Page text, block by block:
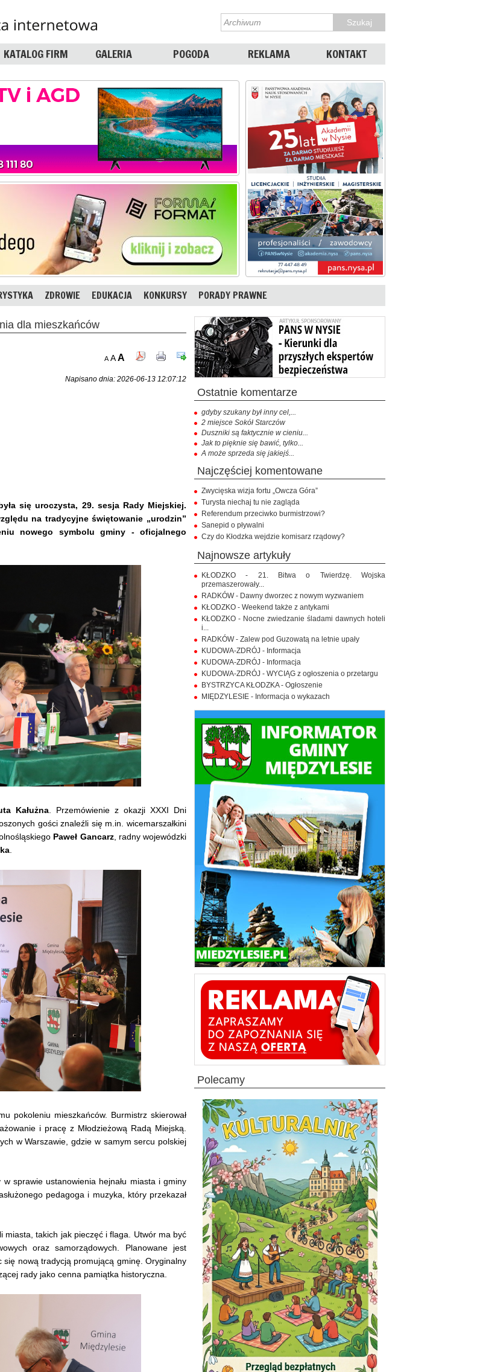
KATALOG FIRM GALERIA POGODA REKLAMA KONTAKT
ZDROWIE EDUKACJA KONKURSY PORADY PRAWNE
dla mieszkańców
A AA
Napisano dnia: 2026-06-13 12:07:12
się uroczysta, 29. sesja Rady Miejskiej.
na tradycyjne świętowanie „urodzin”
nowego symbolu gminy - oficjalnego
Kałużna . Przemówienie z okazji XXXI Dni
gości znaleźli się m.in. wicemarszałkini
Paweł Gancarz, radny wojewódzki
pokoleniu mieszkańców. Burmistrz skierował
i pracę z Młodzieżową Radą Miejską.
w Warszawie, gdzie w samym sercu polskiej
w sprawie ustanowienia hejnału miasta i gminy
pedagoga i muzyka, który przekazał
miasta, takich jak pieczęć i flaga. Utwór ma być
oraz samorządowych. Planowane jest
się nową tradycją promującą gminę. Oryginalny
rady jako cenna pamiątka historyczna.
ostatnie komentarze
gdyby szukany był inny cel,...
2 miejsce Sokół Starczów
Duszniki są faktycznie w cieniu...
Jak to pięknie się bawić, tylko...
A może sprzeda się jakiejś...
najczęściej komentowane
Zwycięska wizja fortu „Owcza Góra”
Turysta niechaj tu nie zagląda
Referendum przeciwko burmistrzowi?
Sanepid o pływalni
Czy do Kłodzka wejdzie komisarz rządowy?
najnowsze artykuły
KŁODZKO - 21. Bitwa o Twierdzę. Wojska
przemaszerowały...
RADKÓW - Dawny dworzec z nowym wyzwaniem
KŁODZKO - Weekend także z antykami
KŁODZKO - Nocne zwiedzanie śladami dawnych hoteli
i...
RADKÓW - Zalew pod Guzowatą na letnie upały
KUDOWA-ZDRÓJ - Informacja
KUDOWA-ZDRÓJ - Informacja
KUDOWA-ZDRÓJ - WYCIĄG z ogłoszenia o przetargu
BYSTRZYCA KŁODZKA - Ogłoszenie
MIĘDZYLESIE - Informacja o wykazach
polecamy